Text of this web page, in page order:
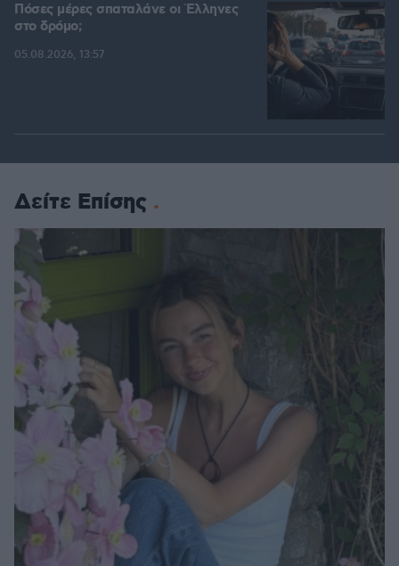
Πόσες μέρες σπαταλάνε οι Έλληνες
στο δρόμο;
05.08.2026, 13:57
Δείτε Επίσης